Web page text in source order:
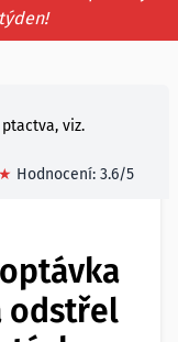
viz.
★ Hodnocení: 3.6/5
odstřel